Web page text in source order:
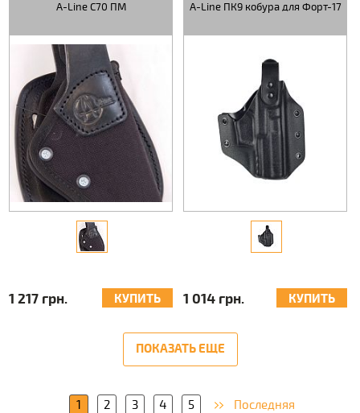
A-Line С70 ПМ
1 217 грн. КУПИТЬ
A-Line ПК9 кобура для Форт-17
1 014 грн. КУПИТЬ
ПОКАЗАТЬ ЕЩЕ
1 2 3 4 5 Последняя